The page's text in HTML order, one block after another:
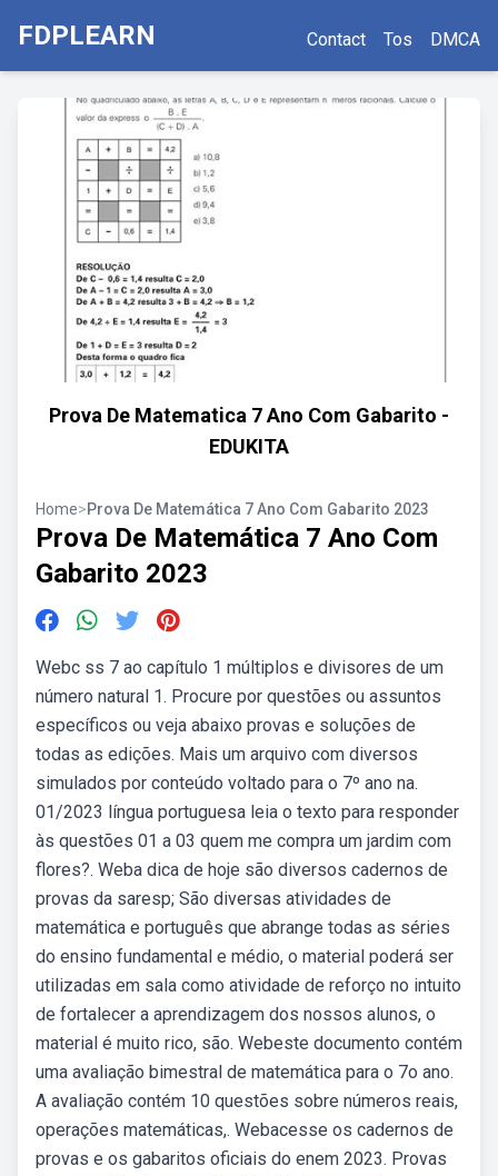
FDPLEARN Contact Tos DMCA
Prova De Matematica 7 Ano Com Gabarito -
EDUKITA
Home>Prova De Matemática 7 Ano Com Gabarito 2023
Prova De Matemática 7 Ano Com
Gabarito 2023
Webc ss 7 ao capítulo 1 múltiplos e divisores de um
número natural 1. Procure por questões ou assuntos
específicos ou veja abaixo provas e soluções de
todas as edições. Mais um arquivo com diversos
simulados por conteúdo voltado para o 7º ano na.
01/2023 língua portuguesa leia o texto para responder
às questões 01 a 03 quem me compra um jardim com
flores?. Weba dica de hoje são diversos cadernos de
provas da saresp; São diversas atividades de
matemática e português que abrange todas as séries
do ensino fundamental e médio, o material poderá ser
utilizadas em sala como atividade de reforço no intuito
de fortalecer a aprendizagem dos nossos alunos, o
material é muito rico, são. Webeste documento contém
uma avaliação bimestral de matemática para o 7o ano.
A avaliação contém 10 questões sobre números reais,
operações matemáticas,. Webacesse os cadernos de
provas e os gabaritos oficiais do enem 2023. Provas